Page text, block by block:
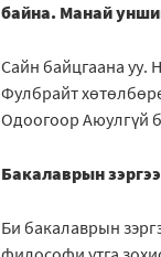
байна. Манай
Сайн байцгаана уу.
Фулбрайт
Одоогоор Аюулгүй
Бакалаврын
Би бакалаврын